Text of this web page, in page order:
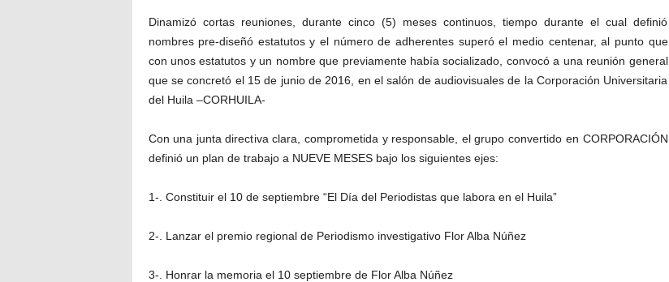
Dinamizó cortas reuniones, durante cinco (5) meses continuos, tiempo durante el cual definió
nombres pre-diseñó estatutos y el número de adherentes superó el medio centenar, al punto que
con unos estatutos y un nombre que previamente había socializado, convocó a una reunión general
que se concretó el 15 de junio de 2016, en el salón de audiovisuales de la Corporación Universitaria
del Huila –CORHUILA-
Con una junta directiva clara, comprometida y responsable, el grupo convertido en CORPORACIÓN
definió un plan de trabajo a NUEVE MESES bajo los siguientes ejes:
1-. Constituir el 10 de septiembre “El Día del Periodistas que labora en el Huila”
2-. Lanzar el premio regional de Periodismo investigativo Flor Alba Núñez
3-. Honrar la memoria el 10 septiembre de Flor Alba Núñez